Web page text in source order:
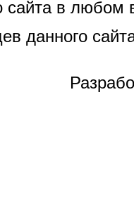
в любом
данного